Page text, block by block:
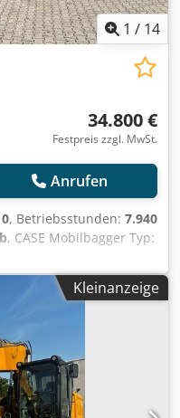
1 / 14
34.800 €
Festpreis zzgl. MwSt.
Anrufen
, Betriebsstunden: 7.940
, CASE Mobilbagger Typ:
Acmjrf Typ
: Case
: 7940 h Zul.
:8,19 m
2,89 m Farbe : Gelb
- Kamera Gerne
Finanzierung/Leasing
ohne Gewähr. Irrtum
Kleinanzeige